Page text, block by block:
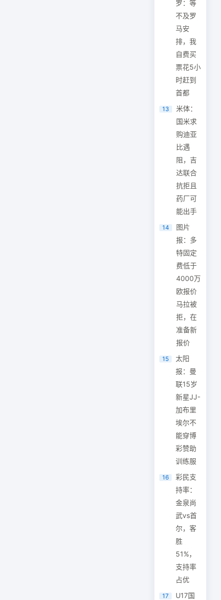
罗：等
不及罗
马安
排，我
自费买
票花5小
时赶到
首都
13
米体：
国米求
购迪亚
比遇
阻，吉
达联合
抗拒且
药厂可
能出手
14
图片
报：多
特固定
费低于
4000万
欧报价
马拉被
拒，在
准备新
报价
15
太阳
报：曼
联15岁
新星JJ-
加布里
埃尔不
能穿博
彩赞助
训练服
16
彩民支
持率：
金泉尚
武vs首
尔，客
胜
51%，
支持率
占优
17
U17国